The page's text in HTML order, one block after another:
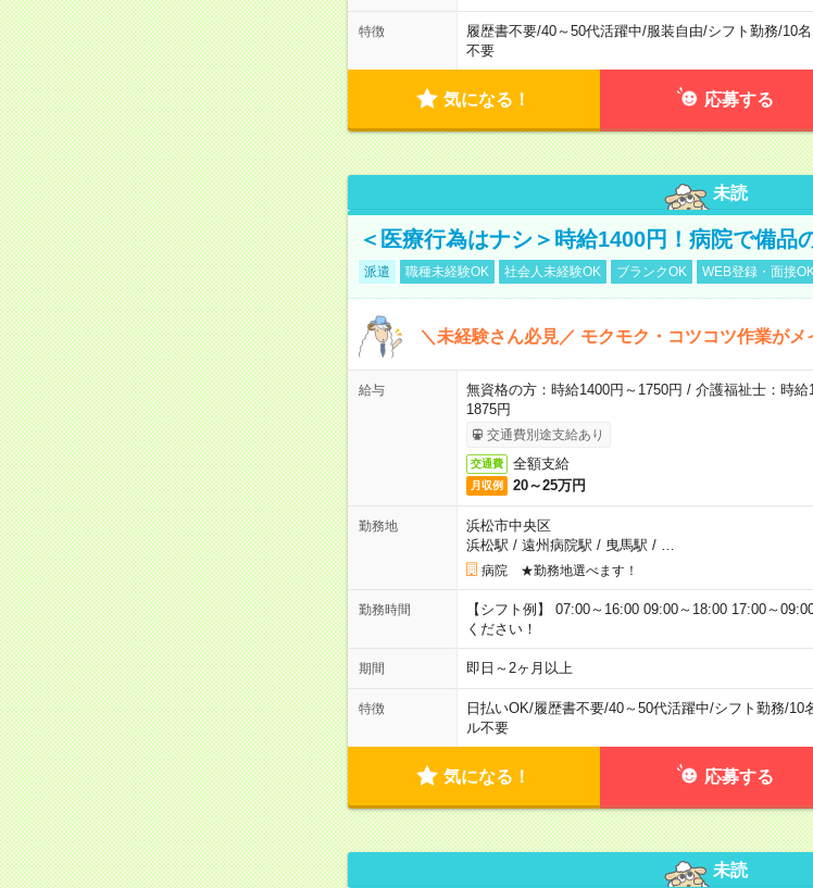
特徴 履歴書不要/40～50代活躍中/服装自由/シフト勤務/10
不要
気になる！ 応募する
未読
＜医療行為はナシ＞時給1400円！病院で備品
派遣 職種未経験OK 社会人未経験OK ブランクOK WEB登録・面接OK
＼未経験さん必見／ モクモク・コツコツ作業が
給与
無資格の方：時給1400円～1750円 / 介護福祉士：時
1875円
交通費別途支給あり
交通費 全額支給
月収例 20～25万円
勤務地
浜松市中央区
浜松駅 / 遠州病院駅 / 曳馬駅 /
病院 ★勤務地選べます！
勤務時間
【シフト例】 07:00～16:00 09:00～18:00 17:00～
ください！
期間 即日～2ヶ月以上
特徴 日払いOK/履歴書不要/40～50代活躍中/シフト勤務/10
ル不要
気になる！ 応募する
未読